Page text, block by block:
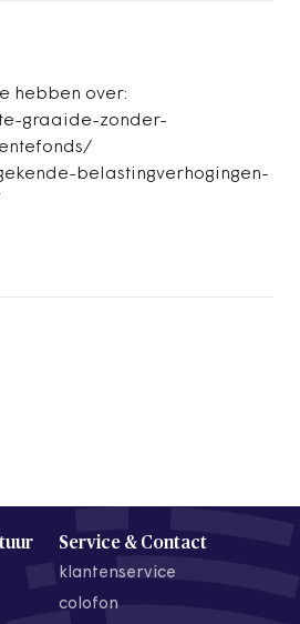
hebben over:
graaide-zonder-
belastingverhogingen-
Service & Contact
klantenservice
colofon